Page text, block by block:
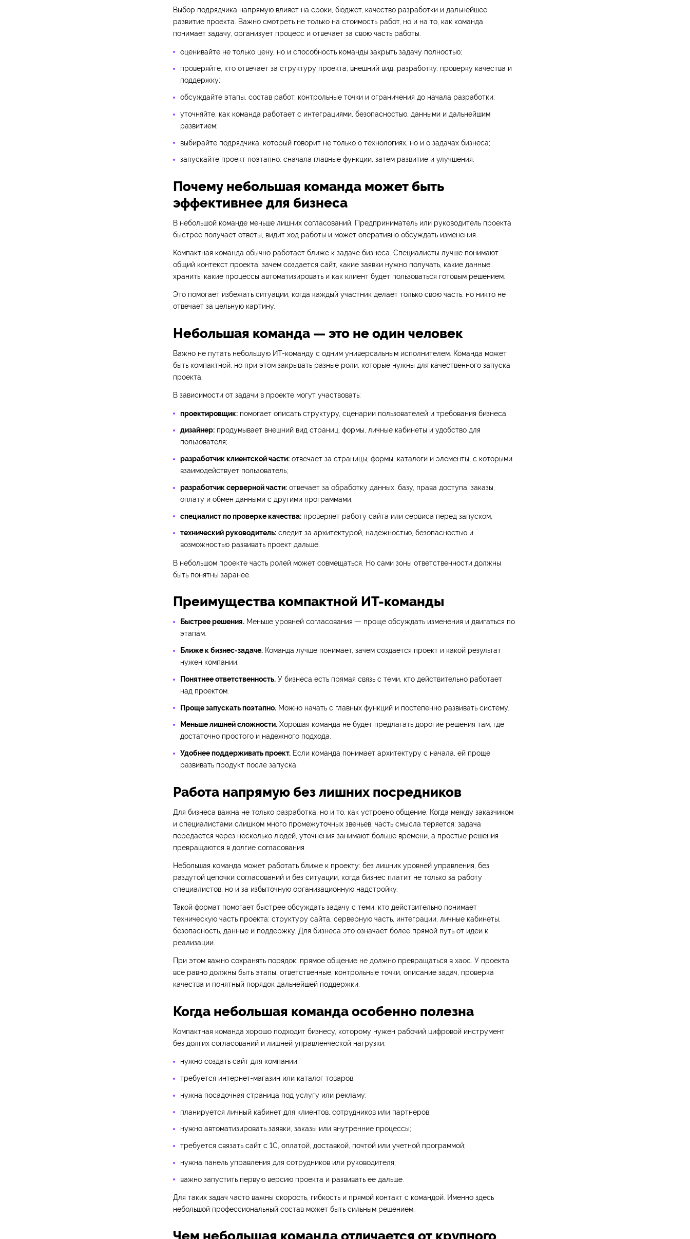
Выбор подрядчика напрямую влияет на сроки, бюджет, качество разработки и дальнейшее
развитие проекта. Важно смотреть не только на стоимость работ, но и на то, как команда
понимает задачу, организует процесс и отвечает за свою часть работы.
оценивайте не только цену, но и способность команды закрыть задачу полностью;
проверяйте, кто отвечает за структуру проекта, внешний вид, разработку, проверку качества и
поддержку;
обсуждайте этапы, состав работ, контрольные точки и ограничения до начала разработки;
уточняйте, как команда работает с интеграциями, безопасностью, данными и дальнейшим
развитием;
выбирайте подрядчика, который говорит не только о технологиях, но и о задачах бизнеса;
запускайте проект поэтапно: сначала главные функции, затем развитие и улучшения.
Почему небольшая команда может быть
эффективнее для бизнеса
В небольшой команде меньше лишних согласований. Предприниматель или руководитель проекта
быстрее получает ответы, видит ход работы и может оперативно обсуждать изменения.
Компактная команда обычно работает ближе к задаче бизнеса. Специалисты лучше понимают
общий контекст проекта: зачем создается сайт, какие заявки нужно получать, какие данные
хранить, какие процессы автоматизировать и как клиент будет пользоваться готовым решением.
Это помогает избежать ситуации, когда каждый участник делает только свою часть, но никто не
отвечает за цельную картину.
Небольшая команда — это не один человек
Важно не путать небольшую ИТ-команду с одним универсальным исполнителем. Команда может
быть компактной, но при этом закрывать разные роли, которые нужны для качественного запуска
проекта.
В зависимости от задачи в проекте могут участвовать:
проектировщик:помогает описать структуру, сценарии пользователей и требования бизнеса;
дизайнер:продумывает внешний вид страниц, формы, личные кабинеты и удобство для
пользователя;
разработчик клиентской части:отвечает за страницы, формы, каталоги и элементы, с которыми
взаимодействует пользователь;
разработчик серверной части:отвечает за обработку данных, базу, права доступа, заказы,
оплату и обмен данными с другими программами;
специалист по проверке качества:проверяет работу сайта или сервиса перед запуском;
технический руководитель:следит за архитектурой, надежностью, безопасностью и
возможностью развивать проект дальше.
В небольшом проекте часть ролей может совмещаться. Но сами зоны ответственности должны
быть понятны заранее.
Преимущества компактной ИТ-команды
Быстрее решения.Меньше уровней согласования — проще обсуждать изменения и двигаться по
этапам.
Ближе к бизнес-задаче.Команда лучше понимает, зачем создается проект и какой результат
нужен компании.
Понятнее ответственность.У бизнеса есть прямая связь с теми, кто действительно работает
над проектом.
Проще запускать поэтапно.Можно начать с главных функций и постепенно развивать систему.
Меньше лишней сложности.Хорошая команда не будет предлагать дорогие решения там, где
достаточно простого и надежного подхода.
Удобнее поддерживать проект.Если команда понимает архитектуру с начала, ей проще
развивать продукт после запуска.
Работа напрямую без лишних посредников
Для бизнеса важна не только разработка, но и то, как устроено общение. Когда между заказчиком
и специалистами слишком много промежуточных звеньев, часть смысла теряется: задача
передается через несколько людей, уточнения занимают больше времени, а простые решения
превращаются в долгие согласования.
Небольшая команда может работать ближе к проекту: без лишних уровней управления, без
раздутой цепочки согласований и без ситуации, когда бизнес платит не только за работу
специалистов, но и за избыточную организационную надстройку.
Такой формат помогает быстрее обсуждать задачу с теми, кто действительно понимает
техническую часть проекта: структуру сайта, серверную часть, интеграции, личные кабинеты,
безопасность, данные и поддержку. Для бизнеса это означает более прямой путь от идеи к
реализации.
При этом важно сохранять порядок: прямое общение не должно превращаться в хаос. У проекта
все равно должны быть этапы, ответственные, контрольные точки, описание задач, проверка
качества и понятный порядок дальнейшей поддержки.
Когда небольшая команда особенно полезна
Компактная команда хорошо подходит бизнесу, которому нужен рабочий цифровой инструмент
без долгих согласований и лишней управленческой нагрузки.
нужно создать сайт для компании;
требуется интернет-магазин или каталог товаров;
нужна посадочная страница под услугу или рекламу;
планируется личный кабинет для клиентов, сотрудников или партнеров;
нужно автоматизировать заявки, заказы или внутренние процессы;
требуется связать сайт с 1С, оплатой, доставкой, почтой или учетной программой;
нужна панель управления для сотрудников или руководителя;
важно запустить первую версию проекта и развивать ее дальше.
Для таких задач часто важны скорость, гибкость и прямой контакт с командой. Именно здесь
небольшой профессиональный состав может быть сильным решением.